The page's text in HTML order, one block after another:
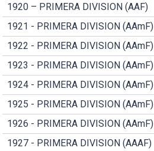
1920 – PRIMERA DIVISION (AAF)
1921 - PRIMERA DIVISION (AAmF)
1922 - PRIMERA DIVISION (AAmF)
1923 - PRIMERA DIVISION (AAmF)
1924 - PRIMERA DIVISION (AAmF)
1925 - PRIMERA DIVISION (AAmF)
1926 - PRIMERA DIVISION (AAmF)
1927 - PRIMERA DIVISION (AAAF)